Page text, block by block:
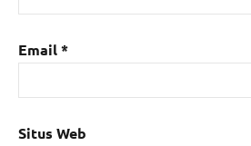
Email*
Situs Web